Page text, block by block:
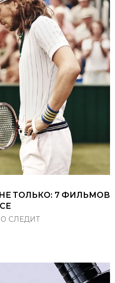
ТОЛЬКО: 7 ФИЛЬМОВ
СЛЕДИТ